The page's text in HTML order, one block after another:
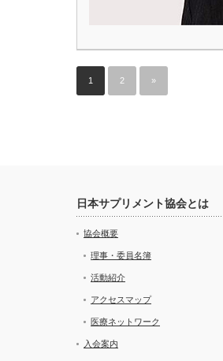
1 2 »
日本サプリメント協会とは
協会概要
理事・委員名簿
活動紹介
アクセスマップ
医療ネットワーク
入会案内